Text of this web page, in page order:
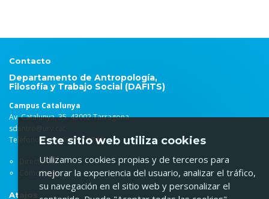
Contacto
Departamento de Antropología,
Filosofía y Trabajo Social (DAFITS)
Campus Catalunya
Av. Catalunya, 35. 43002 Tarragona
sdantro@urv.cat
Teléfono: (+34) 977 559748
Directorio
Cómo llegar
Atajos
Este sitio web utiliza cookies
Utilizamos cookies propias y de terceros para
mejorar la experiencia del usuario, analizar el tráfico,
su navegación en el sitio web y personalizar el